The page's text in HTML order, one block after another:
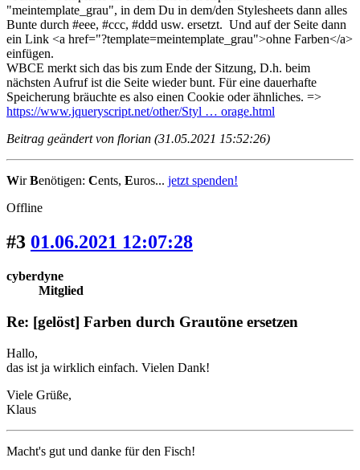
"meintemplate_grau", in dem Du in dem/den Stylesheets dann alles
Bunte durch #eee, #ccc, #ddd usw. ersetzt. Und auf der Seite dann
ein Link <a href="?template=meintemplate_grau">ohne Farben</a>
einfügen.
WBCE merkt sich das bis zum Ende der Sitzung, D.h. beim
nächsten Aufruf ist die Seite wieder bunt. Für eine dauerhafte
Speicherung bräuchte es also einen Cookie oder ähnliches. =>
https://www.jqueryscript.net/other/Styl … orage.html
Beitrag geändert von florian (31.05.2021 15:52:26)
WirBenötigen: Cents, Euros... jetzt spenden!
Offline
#3 01.06.2021 12:07:28
cyberdyne
Mitglied
Re: [gelöst] Farben durch Grautöne ersetzen
Hallo,
das ist ja wirklich einfach. Vielen Dank!
Viele Grüße,
Klaus
Macht's gut und danke für den Fisch!